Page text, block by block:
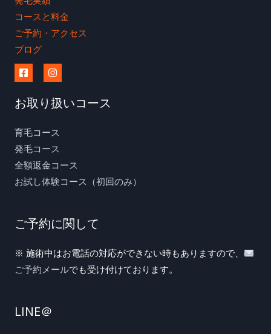
コースと料金
ご予約・アクセス
ブログ
お取り扱いコース
育毛コース
発毛コース
全額返金コース
お試し体験コース（初回のみ）
ご予約に関して
※ 施術中はお電話の対応ができない時もありますので、
ご予約メールでも受け付けております。
LINE＠